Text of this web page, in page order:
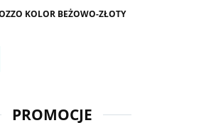
KOLOR BEŻOWO-ZŁOTY
PROMOCJE